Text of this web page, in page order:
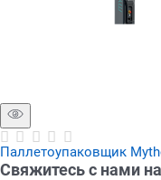
Паллетоупаковщик
Свяжитесь с нами